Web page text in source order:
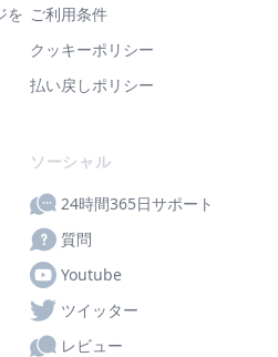
を ご利用条件
クッキーポリシー
払い戻しポリシー
ソーシャル
24時間365日サポート
質問
Youtube
ツイッター
レビュー